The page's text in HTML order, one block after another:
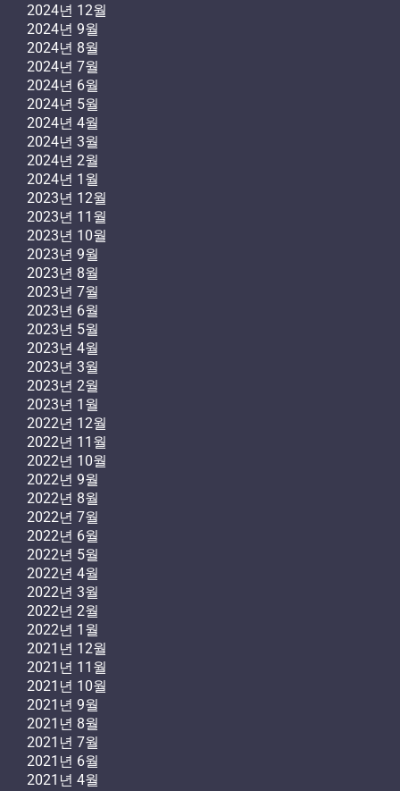
2024년 12월
2024년 9월
2024년 8월
2024년 7월
2024년 6월
2024년 5월
2024년 4월
2024년 3월
2024년 2월
2024년 1월
2023년 12월
2023년 11월
2023년 10월
2023년 9월
2023년 8월
2023년 7월
2023년 6월
2023년 5월
2023년 4월
2023년 3월
2023년 2월
2023년 1월
2022년 12월
2022년 11월
2022년 10월
2022년 9월
2022년 8월
2022년 7월
2022년 6월
2022년 5월
2022년 4월
2022년 3월
2022년 2월
2022년 1월
2021년 12월
2021년 11월
2021년 10월
2021년 9월
2021년 8월
2021년 7월
2021년 6월
2021년 4월